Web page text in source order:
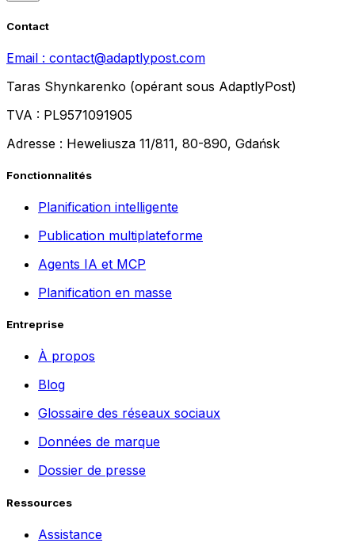
Contact
Email : contact@adaptlypost.com
Taras Shynkarenko (opérant sous AdaptlyPost)
TVA : PL9571091905
Adresse : Heweliusza 11/811, 80-890, Gdańsk
Fonctionnalités
Planification intelligente
Publication multiplateforme
Agents IA et MCP
Planification en masse
Entreprise
À propos
Blog
Glossaire des réseaux sociaux
Données de marque
Dossier de presse
Ressources
Assistance